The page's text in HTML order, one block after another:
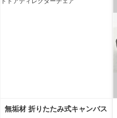
無垢材 折りたたみ式キャンバス